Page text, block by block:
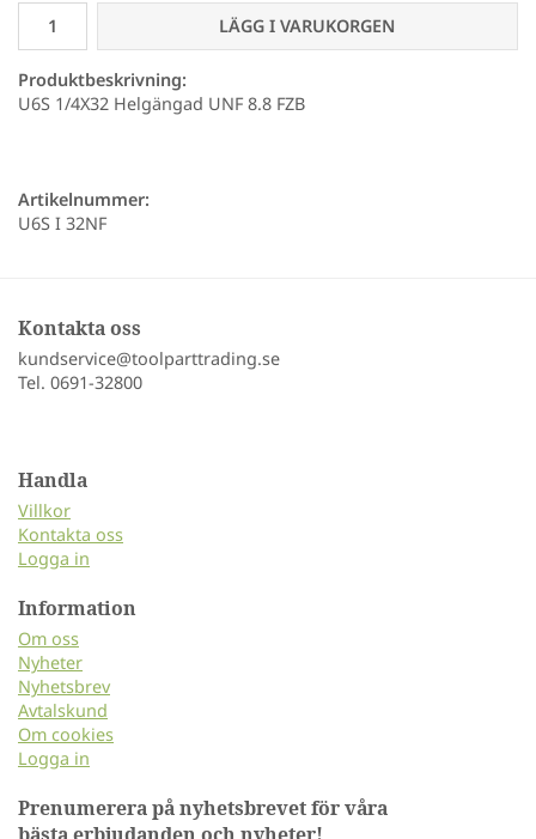
LÄGG I VARUKORGEN
Produktbeskrivning:
U6S 1/4X32 Helgängad UNF 8.8 FZB
Artikelnummer:
U6S I 32NF
Kontakta oss
kundservice@toolparttrading.se
Tel. 0691-32800
Handla
Villkor
Kontakta oss
Logga in
Information
Om oss
Nyheter
Nyhetsbrev
Avtalskund
Om cookies
Logga in
Prenumerera på nyhetsbrevet för våra